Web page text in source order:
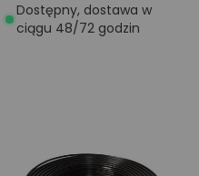
Dostępny, dostawa w
ciągu 48/72 godzin